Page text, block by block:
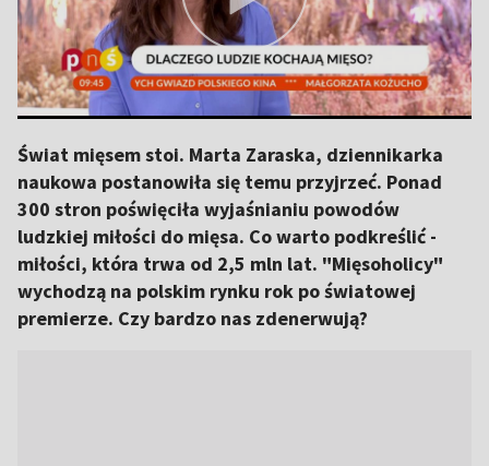
Świat mięsem stoi. Marta Zaraska, dziennikarka
naukowa postanowiła się temu przyjrzeć. Ponad
300 stron poświęciła wyjaśnianiu powodów
ludzkiej miłości do mięsa. Co warto podkreślić -
miłości, która trwa od 2,5 mln lat. "Mięsoholicy"
wychodzą na polskim rynku rok po światowej
premierze. Czy bardzo nas zdenerwują?